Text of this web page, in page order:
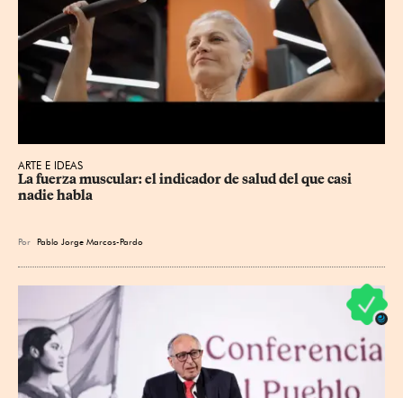
ARTE E IDEAS
La fuerza muscular: el indicador de salud del que casi
nadie habla
Por Pablo Jorge Marcos-Pardo